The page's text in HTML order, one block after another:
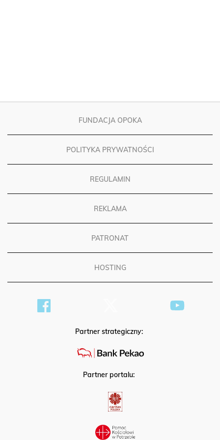
FUNDACJA OPOKA
POLITYKA PRYWATNOŚCI
REGULAMIN
REKLAMA
PATRONAT
HOSTING
Partner strategiczny:
Partner portalu: